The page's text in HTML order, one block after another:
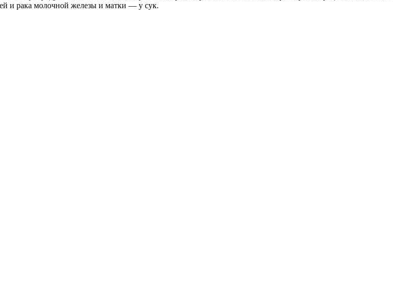
и рака молочной железы и матки — у сук.